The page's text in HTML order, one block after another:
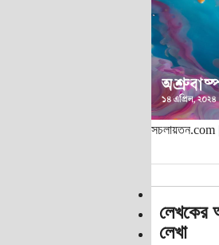
সচলায়তন.com
লেখকের
লেখা